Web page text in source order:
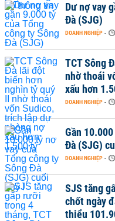
Dư nợ vay
Đà (SJG)
DOANH NGHIỆP -
TCT Sông
nhờ thoái
xấu hơn
DOANH NGHIỆP -
Gần
Đà (SJG)
DOANH NGHIỆP -
SJS tăng
chốt ngày
thiểu